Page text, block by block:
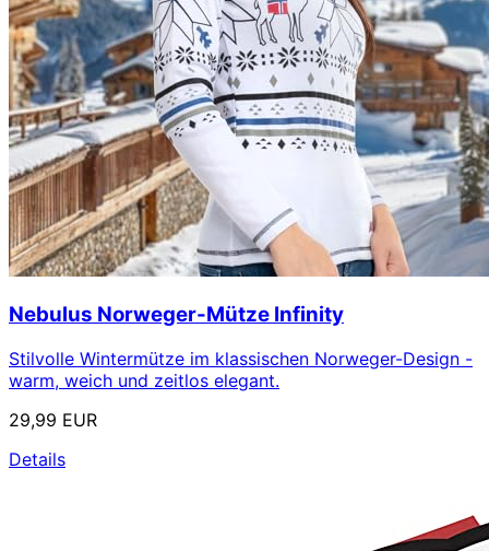
Nebulus Norweger-Mütze Infinity
Stilvolle Wintermütze im klassischen Norweger-Design -
warm, weich und zeitlos elegant.
29,99 EUR
Details